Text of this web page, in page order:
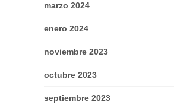
marzo 2024
enero 2024
noviembre 2023
octubre 2023
septiembre 2023